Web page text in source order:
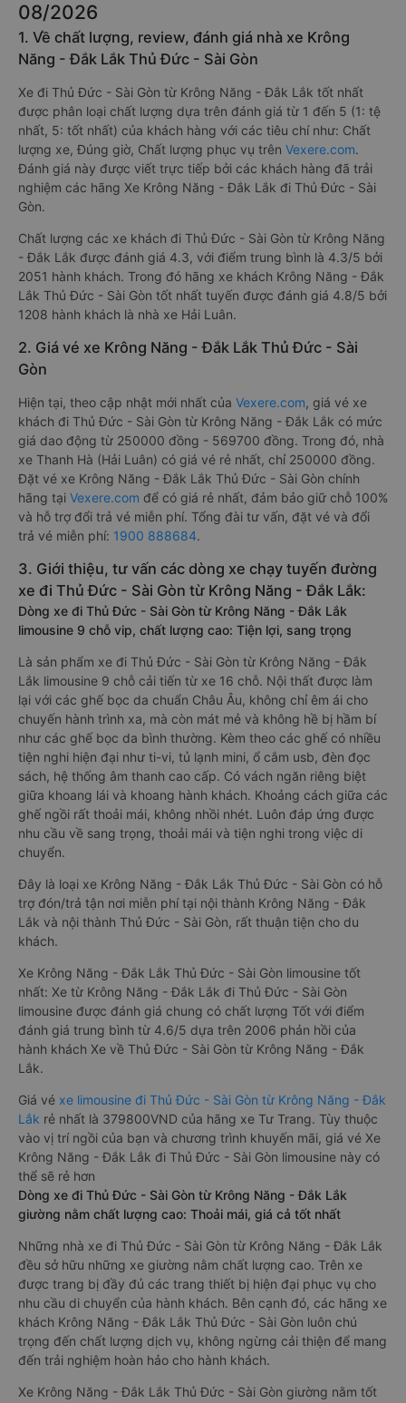
08/2026
1. Về chất lượng, review, đánh giá nhà xe Krông
Năng - Đắk Lắk Thủ Đức - Sài Gòn
Xe đi Thủ Đức - Sài Gòn từ Krông Năng - Đắk Lắk tốt nhất
được phân loại chất lượng dựa trên đánh giá từ 1 đến 5 (1: tệ
nhất, 5: tốt nhất) của khách hàng với các tiêu chí như: Chất
lượng xe, Đúng giờ, Chất lượng phục vụ trên Vexere.com.
Đánh giá này được viết trực tiếp bởi các khách hàng đã trải
nghiệm các hãng Xe Krông Năng - Đắk Lắk đi Thủ Đức - Sài
Gòn.
Chất lượng các xe khách đi Thủ Đức - Sài Gòn từ Krông Năng
- Đắk Lắk được đánh giá 4.3, với điểm trung bình là 4.3/5 bởi
2051 hành khách. Trong đó hãng xe khách Krông Năng - Đắk
Lắk Thủ Đức - Sài Gòn tốt nhất tuyến được đánh giá 4.8/5 bởi
1208 hành khách là nhà xe Hải Luân.
2. Giá vé xe Krông Năng - Đắk Lắk Thủ Đức - Sài
Gòn
Hiện tại, theo cập nhật mới nhất của Vexere.com, giá vé xe
khách đi Thủ Đức - Sài Gòn từ Krông Năng - Đắk Lắk có mức
giá dao động từ 250000 đồng - 569700 đồng. Trong đó, nhà
xe Thanh Hà (Hải Luân) có giá vé rẻ nhất, chỉ 250000 đồng.
Đặt vé xe Krông Năng - Đắk Lắk Thủ Đức - Sài Gòn chính
hãng tại Vexere.com để có giá rẻ nhất, đảm bảo giữ chỗ 100%
và hỗ trợ đổi trả vé miễn phí. Tổng đài tư vấn, đặt vé và đổi
trả vé miễn phí: 1900 888684.
3. Giới thiệu, tư vấn các dòng xe chạy tuyến đường
xe đi Thủ Đức - Sài Gòn từ Krông Năng - Đắk Lắk:
Dòng xe đi Thủ Đức - Sài Gòn từ Krông Năng - Đắk Lắk
limousine 9 chỗ vip, chất lượng cao: Tiện lợi, sang trọng
Là sản phẩm xe đi Thủ Đức - Sài Gòn từ Krông Năng - Đắk
Lắk limousine 9 chỗ cải tiến từ xe 16 chỗ. Nội thất được làm
lại với các ghế bọc da chuẩn Châu Âu, không chỉ êm ái cho
chuyến hành trình xa, mà còn mát mẻ và không hề bị hầm bí
như các ghế bọc da bình thường. Kèm theo các ghế có nhiều
tiện nghi hiện đại như ti-vi, tủ lạnh mini, ổ cắm usb, đèn đọc
sách, hệ thống âm thanh cao cấp. Có vách ngăn riêng biệt
giữa khoang lái và khoang hành khách. Khoảng cách giữa các
ghế ngồi rất thoải mái, không nhồi nhét. Luôn đáp ứng được
nhu cầu về sang trọng, thoải mái và tiện nghi trong việc di
chuyển.
Đây là loại xe Krông Năng - Đắk Lắk Thủ Đức - Sài Gòn có hỗ
trợ đón/trả tận nơi miễn phí tại nội thành Krông Năng - Đắk
Lắk và nội thành Thủ Đức - Sài Gòn, rất thuận tiện cho du
khách.
Xe Krông Năng - Đắk Lắk Thủ Đức - Sài Gòn limousine tốt
nhất: Xe từ Krông Năng - Đắk Lắk đi Thủ Đức - Sài Gòn
limousine được đánh giá chung có chất lượng Tốt với điểm
đánh giá trung bình từ 4.6/5 dựa trên 2006 phản hồi của
hành khách Xe về Thủ Đức - Sài Gòn từ Krông Năng - Đắk
Lắk.
Giá vé xe limousine đi Thủ Đức - Sài Gòn từ Krông Năng - Đắk
Lắk rẻ nhất là 379800VND của hãng xe Tư Trang. Tùy thuộc
vào vị trí ngồi của bạn và chương trình khuyến mãi, giá vé Xe
Krông Năng - Đắk Lắk đi Thủ Đức - Sài Gòn limousine này có
thể sẽ rẻ hơn
Dòng xe đi Thủ Đức - Sài Gòn từ Krông Năng - Đắk Lắk
giường nằm chất lượng cao: Thoải mái, giá cả tốt nhất
Những nhà xe đi Thủ Đức - Sài Gòn từ Krông Năng - Đắk Lắk
đều sở hữu những xe giường nằm chất lượng cao. Trên xe
được trang bị đầy đủ các trang thiết bị hiện đại phục vụ cho
nhu cầu di chuyển của hành khách. Bên cạnh đó, các hãng xe
khách Krông Năng - Đắk Lắk Thủ Đức - Sài Gòn luôn chú
trọng đến chất lượng dịch vụ, không ngừng cải thiện để mang
đến trải nghiệm hoàn hảo cho hành khách.
Xe Krông Năng - Đắk Lắk Thủ Đức - Sài Gòn giường nằm tốt